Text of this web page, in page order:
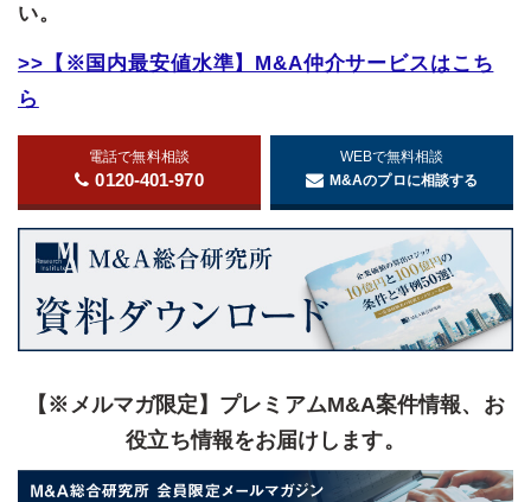
い。
>>【※国内最安値水準】M&A仲介サービスはこち
ら
電話で無料相談
0120-401-970
WEBで無料相談
M&Aのプロに相談する
【※メルマガ限定】プレミアムM&A案件情報、お
役立ち情報をお届けします。